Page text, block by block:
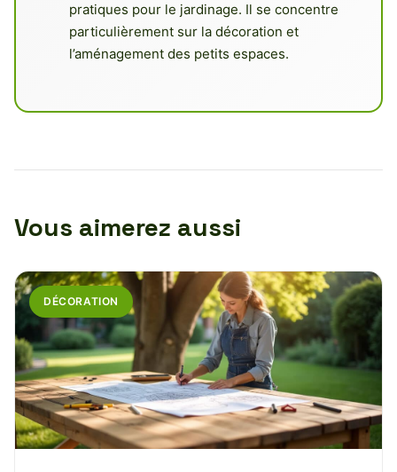
pratiques pour le jardinage. Il se concentre
particulièrement sur la décoration et
l’aménagement des petits espaces.
Vous aimerez aussi
DÉCORATION